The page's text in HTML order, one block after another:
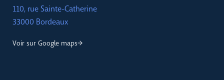
110, rue Sainte-Catherine
33000 Bordeaux
Voir sur Google maps